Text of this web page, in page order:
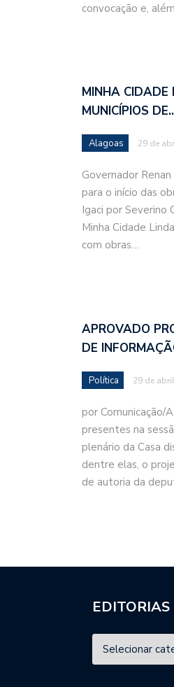
convocação e,
MINHA
MUNICÍPIOS
Alagoas 29 de
Governador
para o início das
Igaci por Severino
Minha Cidade
com obras…
APROVADO
DE
Política 29 de
por Comunicação/
presentes na
plenário da Casa
dentre elas, o
de autoria da
EDITORIAS